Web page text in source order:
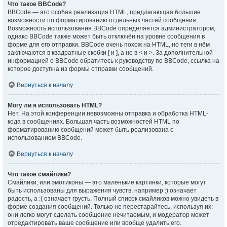
Что такое BBCode?
BBCode — это особая реализация HTML, предлагающая большие
возможности по форматированию отдельных частей сообщения.
Возможность использования BBCode определяется администратором,
однако BBCode также может быть отключён на уровне сообщения в
форме для его отправки. BBCode очень похож на HTML, но теги в нём
заключаются в квадратные скобки [ и ], а не в < и >. За дополнительной
информацией о BBCode обратитесь к руководству по BBCode, ссылка на
которое доступна из формы отправки сообщений.
Вернуться к началу
Могу ли я использовать HTML?
Нет. На этой конференции невозможны отправка и обработка HTML-
кода в сообщениях. Большая часть возможностей HTML по
форматированию сообщений может быть реализована с
использованием BBCode.
Вернуться к началу
Что такое смайлики?
Смайлики, или эмотиконы — это маленькие картинки, которые могут
быть использованы для выражения чувств, например :) означает
радость, а :( означает грусть. Полный список смайликов можно увидеть в
форме создания сообщений. Только не перестарайтесь, используя их:
они легко могут сделать сообщение нечитаемым, и модератор может
отредактировать ваше сообщение или вообще удалить его.